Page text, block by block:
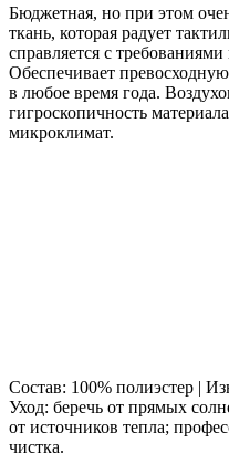
Бюджетная, но при этом
ткань, которая радует
справляется с
Обеспечивает
в любое время года.
гигроскопичность
микроклимат.
Состав: 100% полиэстер |
Уход: беречь от прямых
от источников тепла;
чистка.